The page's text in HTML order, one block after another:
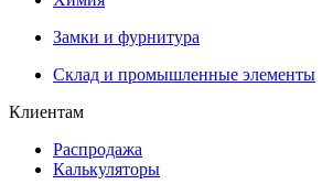
Замки и фурнитура
Склад и промышленные элементы
Клиентам
Распродажа
Калькуляторы